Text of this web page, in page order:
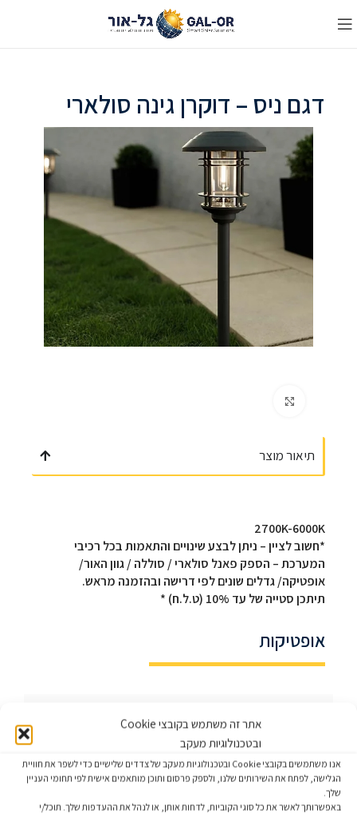
אתר זה משתמש בקובצי Cookie
ובטכנולוגיות מעקב
אנו משתמשים בקובצי Cookie ובטכנולוגיות מעקב של צדדים שלישיים כדי לשפר את חוויית
הגלישה, לפתח את השירותים שלנו, ולספק פרסום ותוכן מותאמים אישית לפי תחומי העניין
שלך.
באפשרותך לאשר את כל סוגי הקוביות, לדחות אותן, או לנהל את ההעדפות שלך. תוכל/י
דגם ניס – דוקרן גינה סולארי
תיאור מוצר
2700K-6000K
*חשוב לציין – ניתן לבצע שינויים והתאמות בכל רכיבי
המערכת – הספק פאנל סולארי / סוללה / גוון האור/
אופטיקה/ גדלים שונים לפי דרישה ובהזמנה מראש.
תיתכן סטייה של עד 10% (ט.ל.ח) *
אופטיקות
מפרט מלא להורדה
חזרה